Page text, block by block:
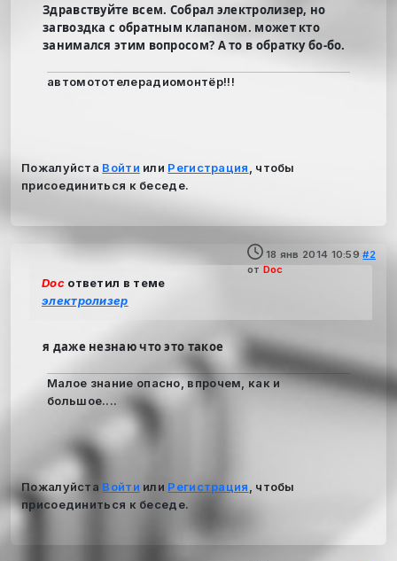
Здравствуйте всем. Собрал электролизер, но
загвоздка с обратным клапаном. может кто
занимался этим вопросом? А то в обратку бо-бо.
автомототелерадиомонтёр!!!
Пожалуйста Войти или Регистрация
, чтобы
присоединиться к беседе.
18 янв 2014 10:59 #2
от Doc
Docответил в теме
электролизер
я даже незнаю что это такое
Малое знание опасно, впрочем, как и
большое....
Пожалуйста Войти или Регистрация
, чтобы
присоединиться к беседе.